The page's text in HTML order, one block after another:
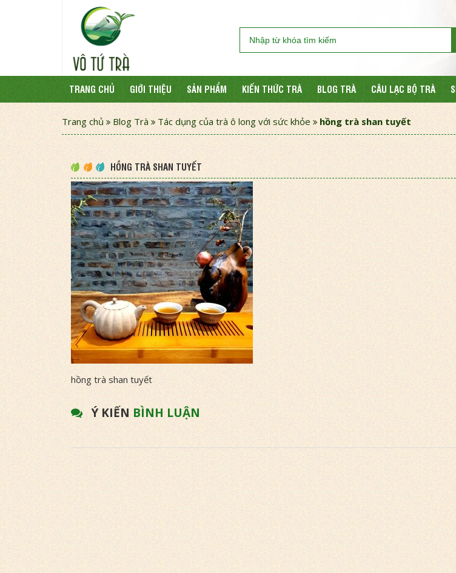
TRANG CHỦ GIỚI THIỆU SẢN PHẨM KIẾN THỨC TRÀ BLOG TRÀ CÂU LẠC BỘ TRÀ
Trang chủ Blog Trà Tác dụng của trà ô long với sức khỏe hồng trà shan tuyết
HỒNG TRÀ SHAN TUYẾT
hồng trà shan tuyết
Ý KIẾN BÌNH LUẬN